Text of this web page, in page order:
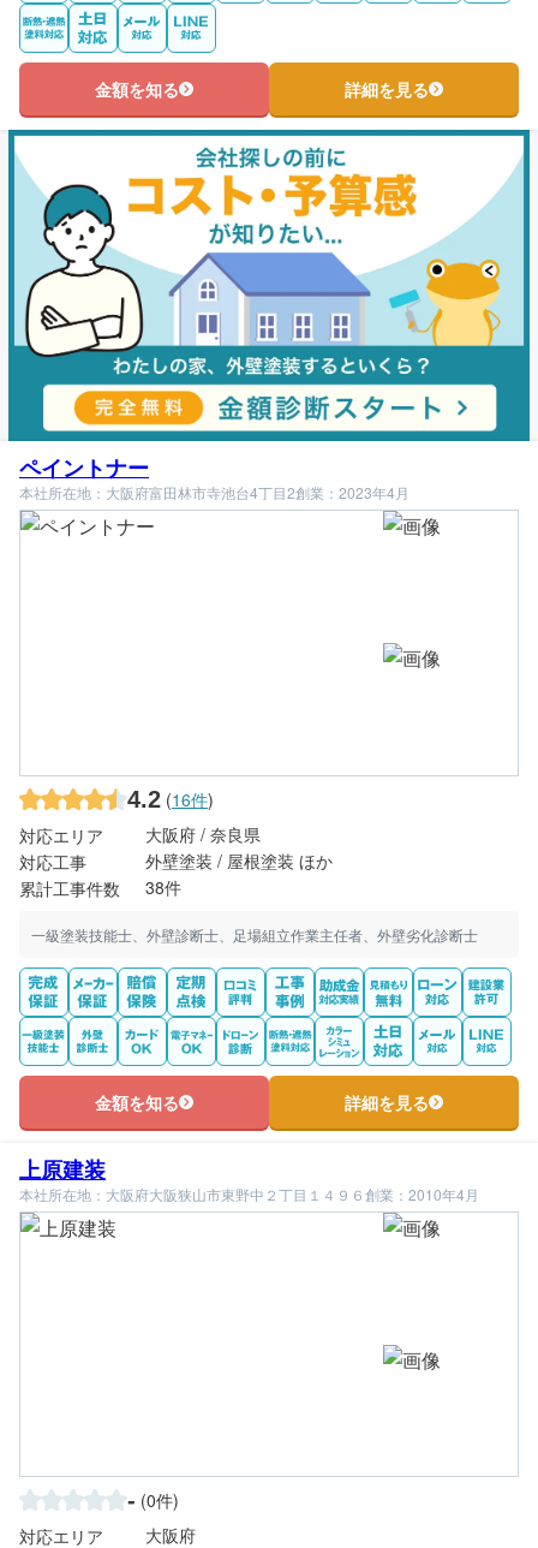
金額を知る 詳細を見る
ペイントナー
本社所在地：大阪府富田林市寺池台4丁目2創業：2023年4月
4.2 (16件)
対応エリア
大阪府 / 奈良県
対応工事
外壁塗装 / 屋根塗装 ほか
累計工事件数
38件
一級塗装技能士、外壁診断士、足場組立作業主任者、外壁劣化診断士
金額を知る 詳細を見る
上原建装
本社所在地：大阪府大阪狭山市東野中２丁目１４９６創業：2010年4月
- (0件)
対応エリア
大阪府